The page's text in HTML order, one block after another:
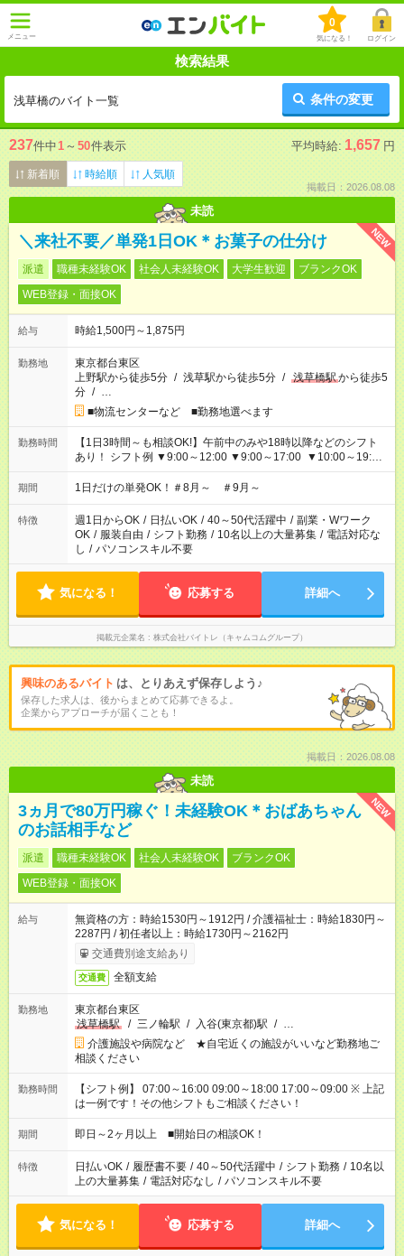
メニュー
0
気になる！ ログイン
検索結果
浅草橋のバイト一覧 条件の変更
237件中1 ～ 50件表示 平均時給: 1,657 円
新着順 時給順 人気順
掲載日：2026.08.08
未読
NEW
＼来社不要／単発1日OK＊お菓子の仕分け
派遣 職種未経験OK 社会人未経験OK 大学生歓迎
ブランクOK
WEB登録・面接OK
給与 時給1,500円～1,875円
勤務地
東京都台東区
上野駅から徒歩5分 / 浅草駅から徒歩5分 / 浅草橋駅から徒歩5
分 / …
■物流センターなど ■勤務地選べます
勤務時間
【1日3時間～も相談OK!】午前中のみや18時以降などのシフト
あり！ シフト例 ▼9:00～12:00 ▼9:00～17:00 ▼10:00～19:00
▼18:00～21:00
期間 1日だけの単発OK！＃8月～ ＃9月～
特徴 週1日からOK / 日払いOK / 40～50代活躍中 / 副業・Wワーク
OK / 服装自由 / シフト勤務 / 10名以上の大量募集 / 電話対応な
し / パソコンスキル不要
気になる！ 応募する 詳細へ
掲載元企業名 株式会社バイトレ（キャムコムグループ）
興味のあるバイト は、とりあえず保存しよう♪
保存した求人は、後からまとめて応募できるよ。
企業からアプローチが届くことも！
掲載日：2026.08.08
未読
NEW
3ヵ月で80万円稼ぐ！未経験OK＊おばあちゃん
のお話相手など
派遣 職種未経験OK 社会人未経験OK
ブランクOK
WEB登録・面接OK
給与
無資格の方：時給1530円～1912円 / 介護福祉士：時給1830円～
2287円 / 初任者以上：時給1730円～2162円
交通費別途支給あり
交通費 全額支給
勤務地
東京都台東区
浅草橋駅
/ 三ノ輪駅 / 入谷(東京都)駅 / …
介護施設や病院など ★自宅近くの施設がいいなど勤務地ご
相談ください
勤務時間
【シフト例】 07:00～16:00 09:00～18:00 17:00～09:00 ※ 上記
は一例です！その他シフトもご相談ください！
期間 即日～2ヶ月以上 ■開始日の相談OK！
特徴 日払いOK / 履歴書不要 / 40～50代活躍中 / シフト勤務 / 10名以
上の大量募集 / 電話対応なし / パソコンスキル不要
気になる！ 応募する 詳細へ